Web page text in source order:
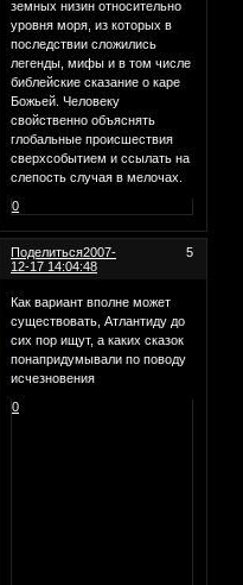
земных низин относительно
уровня моря, из которых в
последствии сложились
легенды, мифы и в том числе
библейские сказание о каре
Божьей. Человеку
свойственно объяснять
глобальные происшествия
сверхсобытием и ссылать на
слепость случая в мелочах.
0
Поделиться 5
2007-
12-17 14:04:48
Как вариант вполне может
существовать, Атлантиду до
сих пор ищут, а каких сказок
понапридумывали по поводу
исчезновения
0